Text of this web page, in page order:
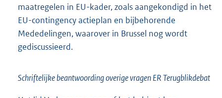
maatregelen in EU-kader, zoals aangekondigd in het
EU-contingency actieplan en bijbehorende
Mededelingen, waarover in Brussel nog wordt
gediscussieerd.
Schriftelijke beantwoording overige vragen ER Terugblikdebat